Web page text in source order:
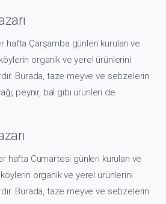
hafta Çarşamba günleri kurulan ve
organik ve yerel ürünlerini
Burada, taze meyve ve sebzelerin
peynir, bal gibi ürünleri de
hafta Cumartesi günleri kurulan ve
organik ve yerel ürünlerini
Burada, taze meyve ve sebzelerin